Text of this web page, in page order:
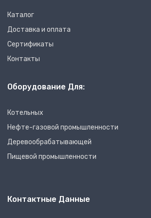
Каталог
Доставка и оплата
Сертификаты
Контакты
Оборудование Для:
Котельных
Нефте-газовой промышленности
Деревообрабатывающей
Пищевой промышленности
Контактные Данные